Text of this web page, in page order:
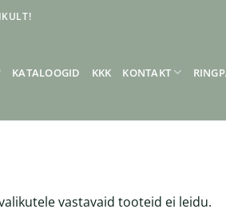
KATALOOGID KKK KONTAKT
vastavaid tooteid ei leidu.